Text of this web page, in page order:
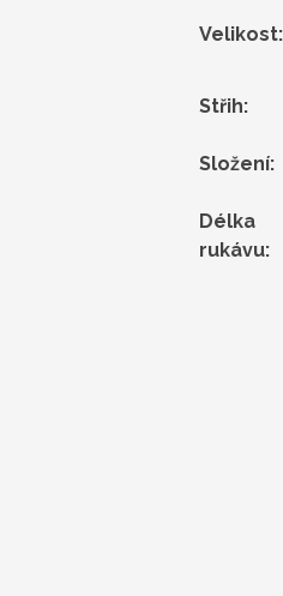
Velikost:
Střih:
Složení:
Délka
rukávu: